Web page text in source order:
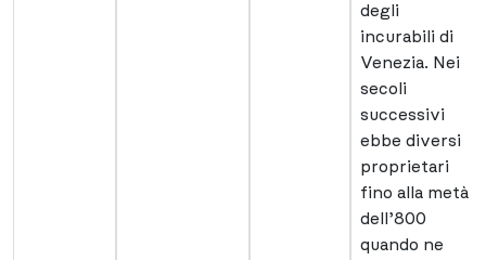
degli
incurabili di
Venezia. Nei
secoli
successivi
ebbe diversi
proprietari
fino alla metà
dell’800
quando ne